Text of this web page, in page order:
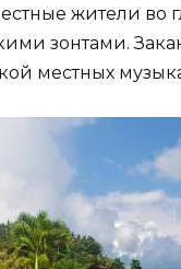
жители во
зонтами.
местных